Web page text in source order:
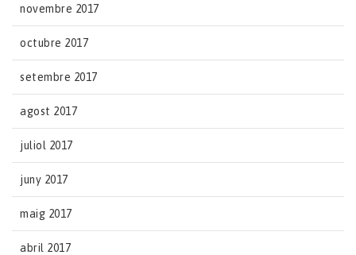
novembre 2017
octubre 2017
setembre 2017
agost 2017
juliol 2017
juny 2017
maig 2017
abril 2017